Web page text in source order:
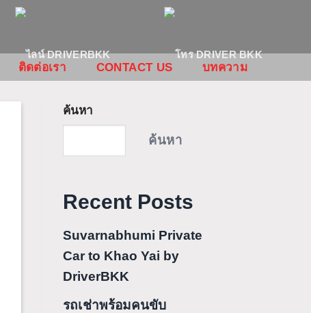
ติดต่อเรา CONTACT US บทความ
ค้นหา
ค้นหา
Recent Posts
Suvarnabhumi Private
Car to Khao Yai by
DriverBKK
รถเช่าพร้อมคนขับ